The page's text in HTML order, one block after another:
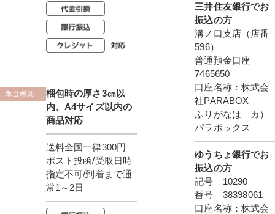
梱包時の厚さ3㎝以
内、A4サイズ以内の
商品対応
送料全国一律300円
ポスト投函/受取日時
指定不可/到着まで通
常1～2日
三井住友銀行でお
振込の方
溝ノ口支店（店番
596）
普通預金口座
7465650
口座名称：株式会
社PARABOX
ふりがなは カ）
パラボックス
ゆうちょ銀行でお
振込の方
記号 10290
番号 38398061
口座名称：株式会